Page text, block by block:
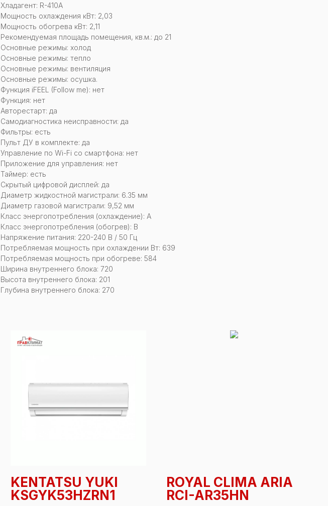
Хладагент: R-410A
Мощность охлаждения кВт: 2,03
Мощность обогрева кВт: 2,11
Рекомендуемая площадь помещения, кв.м.: до 21
Основные режимы: холод
Основные режимы: тепло
Основные режимы: вентиляция
Основные режимы: осушка.
Функция iFEEL (Follow me): нет
Функция: нет
Авторестарт: да
Самодиагностика неисправности: да
Фильтры: есть
Пульт ДУ в комплекте: да
Управление по Wi-Fi со смартфона: нет
Приложение для управления: нет
Таймер: есть
Скрытый цифровой дисплей: да
Диаметр жидкостной магистрали: 6.35 мм
Диаметр газовой магистрали: 9,52 мм
Класс энергопотребления (охлаждение): А
Класс энергопотребления (обогрев): B
Напряжение питания: 220-240 В / 50 Гц
Потребляемая мощность при охлаждении Вт: 639
Потребляемая мощность при обогреве: 584
Ширина внутреннего блока: 720
Высота внутреннего блока: 201
Глубина внутреннего блока: 270
KENTATSU YUKI
KSGYK53HZRN1
ROYAL CLIMA ARIA
RCI-AR35HN